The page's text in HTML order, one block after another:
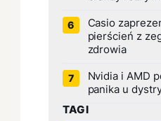
Casio
pierścień z
zdrowia
Nvidia i AMD
panika u
TAGI